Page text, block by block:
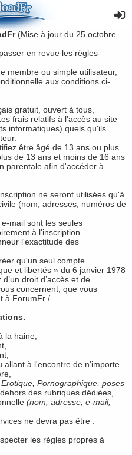
(Mise à jour du 25 octobre
en revue les règles
membre ou simple utilisateur,
aux conditions ci-
gratuit, ouvert à tous,
frais relatifs à l'accès au site
informatiques) quels qu'ils
être âgé de 13 ans ou plus.
de 13 ans et moins de 16 ans
parentale afin d'accéder à
ne seront utilisées qu'à
(nom, adresses, numéros de
mail sont les seules
à l'inscription.
l'exactitude des
qu'un seul compte.
et libertés » du 6 janvier 1978
droit d’accès et de
concernent, que vous
à ForumFr /
la haine,
allant à l'encontre de n'importe
Pornographique, poses
des rubriques dédiées,
(nom, adresse, e-mail,
ne devra pas être :
les règles propres à